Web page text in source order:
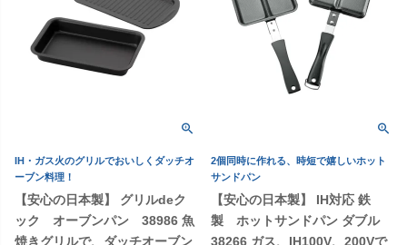
IH・ガス火のグリルでおいしくダッチオ
ーブン料理！
【安心の日本製】 グリルdeク
ック オーブンパン 38986 魚
焼きグリルで、ダッチオーブン
2個同時に作れる、時短で嬉しいホット
サンドパン
【安心の日本製】 IH対応 鉄
製 ホットサンドパン ダブル
38266 ガス、IH100V、200Vで